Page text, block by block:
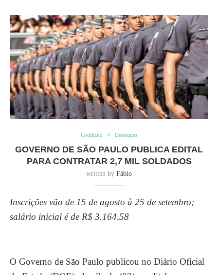
Cotidiano Destaques
GOVERNO DE SÃO PAULO PUBLICA EDITAL
PARA CONTRATAR 2,7 MIL SOLDADOS
written by Fábio
Inscrições vão de 15 de agosto à 25 de setembro;
salário inicial é de R$ 3.164,58
O Governo de São Paulo publicou no Diário Oficial